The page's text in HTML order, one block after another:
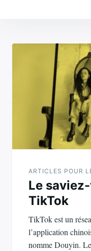
l’article
ARTICLES POUR
Le
TikTok
TikTok est un
l’application
nomme Douyin.